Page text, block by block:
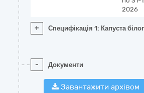
2026
+ Специфікація 1: Капуста
- Документи
Завантажити архівом